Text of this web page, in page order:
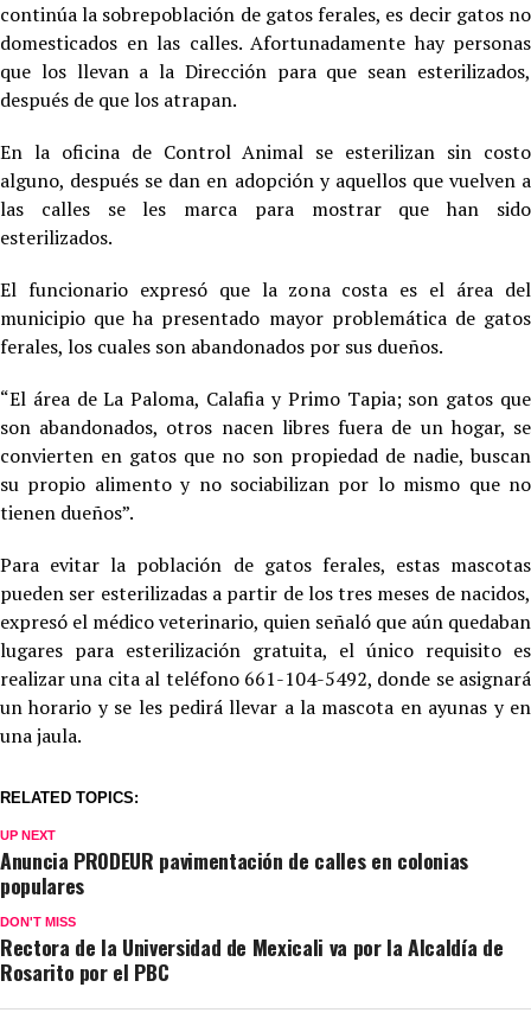
continúa la sobrepoblación de gatos ferales, es decir gatos no
domesticados en las calles. Afortunadamente hay personas
que los llevan a la Dirección para que sean esterilizados,
después de que los atrapan.
En la oficina de Control Animal se esterilizan sin costo
alguno, después se dan en adopción y aquellos que vuelven a
las calles se les marca para mostrar que han sido
esterilizados.
El funcionario expresó que la zona costa es el área del
municipio que ha presentado mayor problemática de gatos
ferales, los cuales son abandonados por sus dueños.
“El área de La Paloma, Calafia y Primo Tapia; son gatos que
son abandonados, otros nacen libres fuera de un hogar, se
convierten en gatos que no son propiedad de nadie, buscan
su propio alimento y no sociabilizan por lo mismo que no
tienen dueños”.
Para evitar la población de gatos ferales, estas mascotas
pueden ser esterilizadas a partir de los tres meses de nacidos,
expresó el médico veterinario, quien señaló que aún quedaban
lugares para esterilización gratuita, el único requisito es
realizar una cita al teléfono 661-104-5492, donde se asignará
un horario y se les pedirá llevar a la mascota en ayunas y en
una jaula.
RELATED TOPICS:
UP NEXT
Anuncia PRODEUR pavimentación de calles en colonias
populares
DON'T MISS
Rectora de la Universidad de Mexicali va por la Alcaldía de
Rosarito por el PBC